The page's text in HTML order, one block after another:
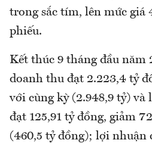
trong sắc tím, lên mức giá
phiếu.
Kết thúc 9 tháng đầu năm
doanh thu đạt 2.223,4 tỷ
với cùng kỳ (2.948,9 tỷ) và
đạt 125,91 tỷ đồng, giảm
(460,5 tỷ đồng); lợi nhuận